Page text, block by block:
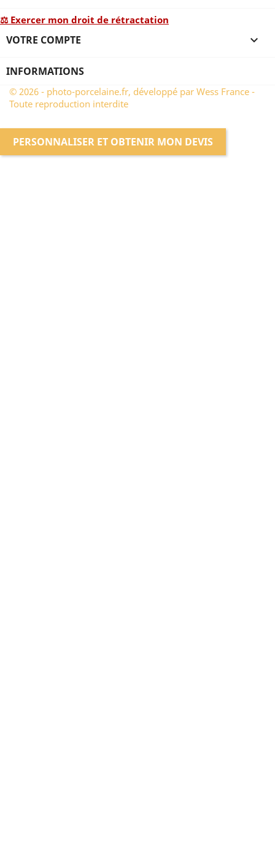
⚖ Exercer mon droit de rétractation
VOTRE COMPTE 
INFORMATIONS
© 2026 - photo-porcelaine.fr, développé par Wess France -
Toute reproduction interdite
PERSONNALISER ET OBTENIR MON DEVIS